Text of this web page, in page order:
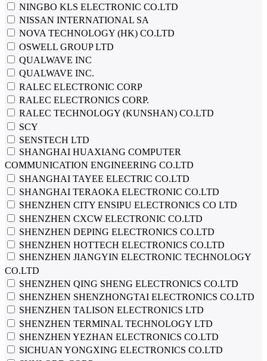
NINGBO KLS ELECTRONIC CO.LTD
NISSAN INTERNATIONAL SA
NOVA TECHNOLOGY (HK) CO.LTD
OSWELL GROUP LTD
QUALWAVE INC
QUALWAVE INC.
RALEC ELECTRONIC CORP
RALEC ELECTRONICS CORP.
RALEC TECHNOLOGY (KUNSHAN) CO.LTD
SCY
SENSTECH LTD
SHANGHAI HUAXIANG COMPUTER
COMMUNICATION ENGINEERING CO.LTD
SHANGHAI TAYEE ELECTRIC CO.LTD
SHANGHAI TERAOKA ELECTRONIC CO.LTD
SHENZHEN CITY ENSIPU ELECTRONICS CO LTD
SHENZHEN CXCW ELECTRONIC CO.LTD
SHENZHEN DEPING ELECTRONICS CO.LTD
SHENZHEN HOTTECH ELECTRONICS CO.LTD
SHENZHEN JIANGYIN ELECTRONIC TECHNOLOGY
CO.LTD
SHENZHEN QING SHENG ELECTRONICS CO.LTD
SHENZHEN SHENZHONGTAI ELECTRONICS CO.LTD
SHENZHEN TALISON ELECTRONICS LTD
SHENZHEN TERMINAL TECHNOLOGY LTD
SHENZHEN YEZHAN ELECTRONICS CO.LTD
SICHUAN YONGXING ELECTRONICS CO.LTD